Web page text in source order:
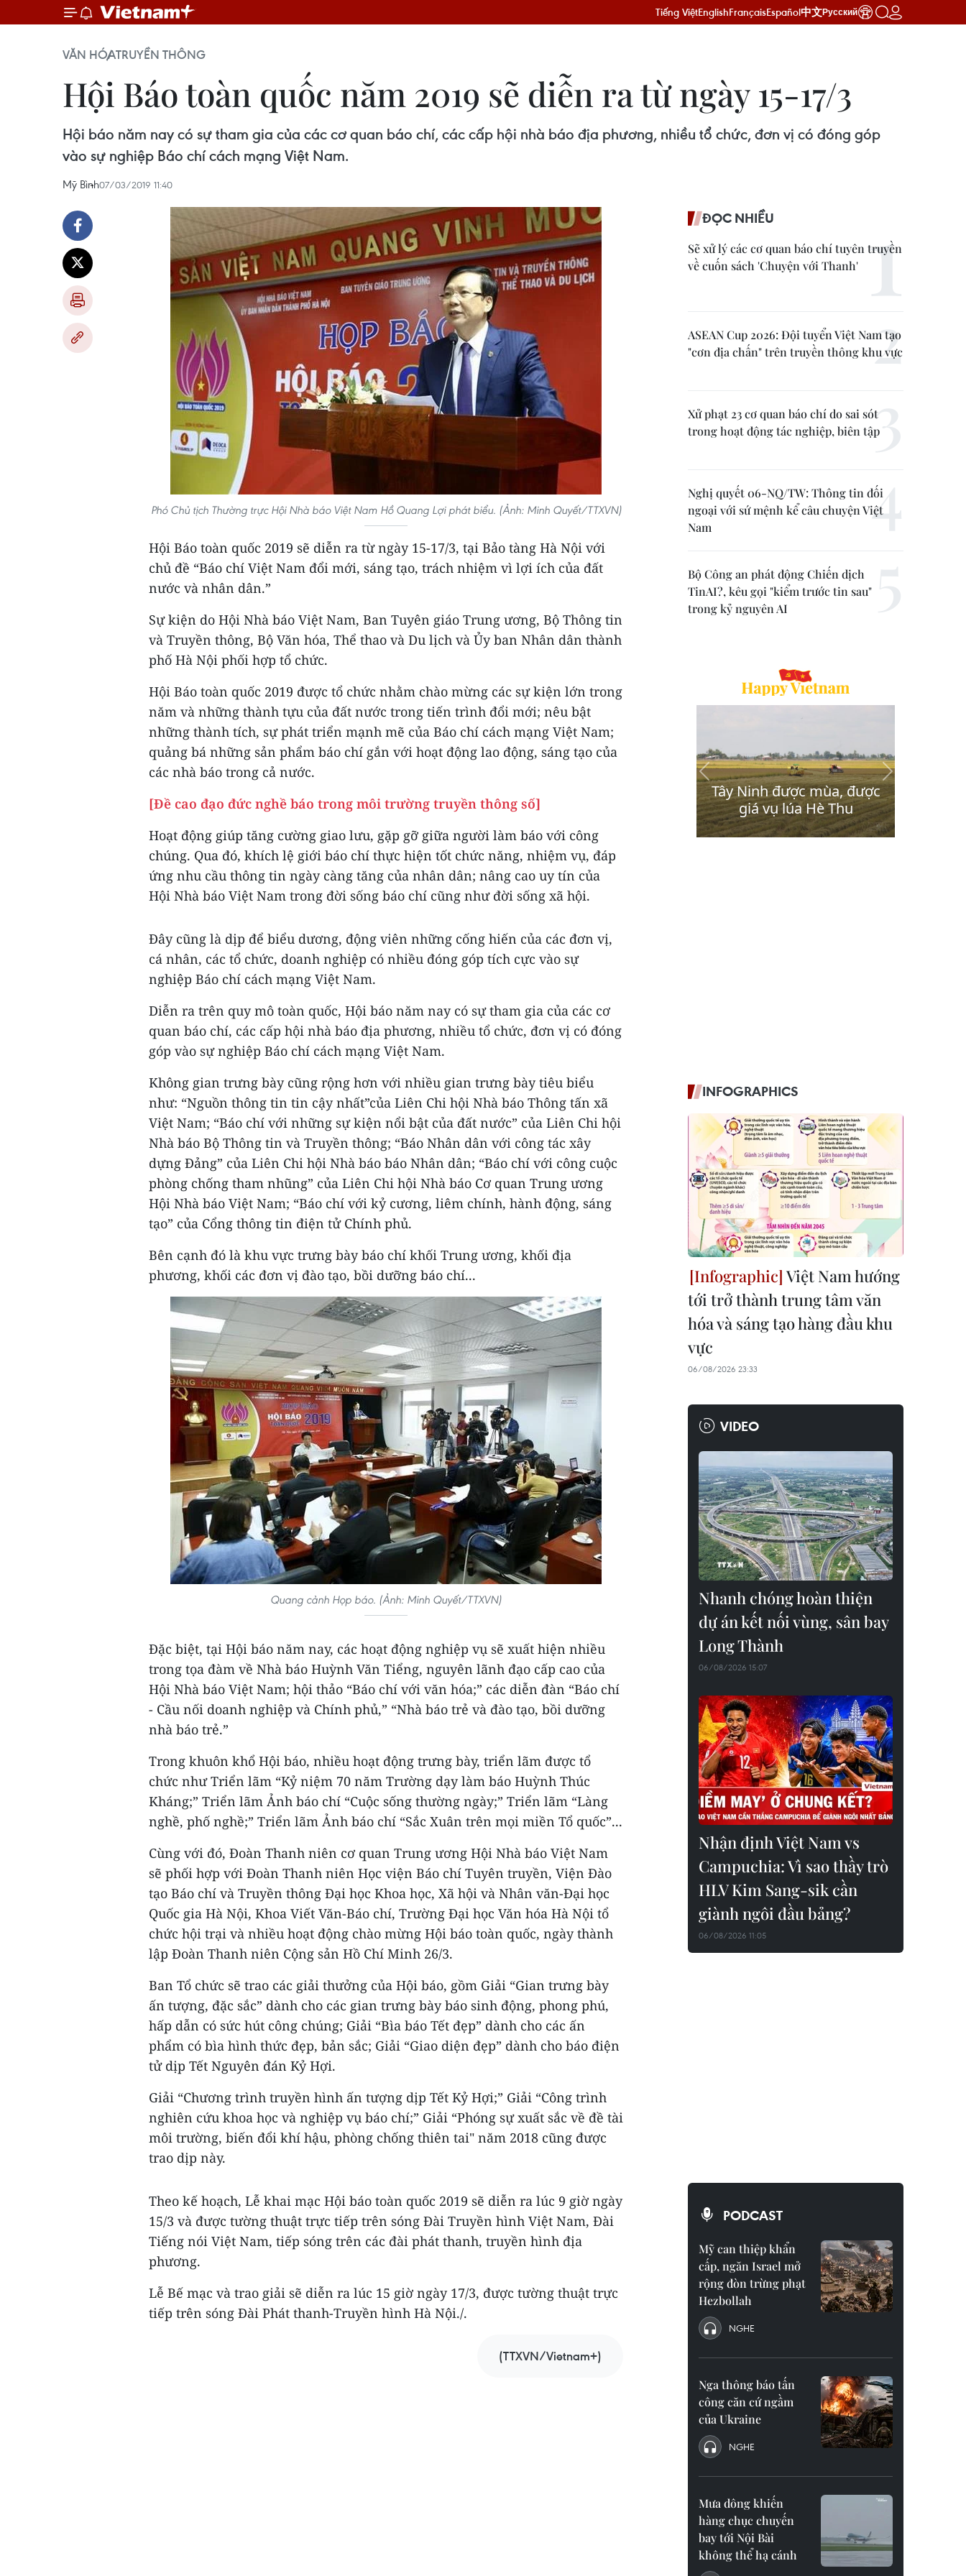
Tiếng ViệtEnglishFrançaisEspañol中文Русский
VĂN HÓATRUYỀN THÔNG
Hội Báo toàn quốc năm 2019 sẽ diễn ra từ ngày 15-17/3
Hội báo năm nay có sự tham gia của các cơ quan báo chí, các cấp hội nhà báo địa phương, nhiều tổ chức, đơn vị có đóng góp
vào sự nghiệp Báo chí cách mạng Việt Nam.
Mỹ Bình07/03/2019 11:40
Phó Chủ tịch Thường trực Hội Nhà báo Việt Nam Hồ Quang Lợi phát biểu. (Ảnh: Minh Quyết/TTXVN)
Hội Báo toàn quốc 2019 sẽ diễn ra từ ngày 15-17/3, tại Bảo tàng Hà Nội với
chủ đề “Báo chí Việt Nam đổi mới, sáng tạo, trách nhiệm vì lợi ích của đất
nước và nhân dân.”
Sự kiện do Hội Nhà báo Việt Nam, Ban Tuyên giáo Trung ương, Bộ Thông tin
và Truyền thông, Bộ Văn hóa, Thể thao và Du lịch và Ủy ban Nhân dân thành
phố Hà Nội phối hợp tổ chức.
Hội Báo toàn quốc 2019 được tổ chức nhằm chào mừng các sự kiện lớn trong
năm và những thành tựu của đất nước trong tiến trình đổi mới; nêu bật
những thành tích, sự phát triển mạnh mẽ của Báo chí cách mạng Việt Nam;
quảng bá những sản phẩm báo chí gắn với hoạt động lao động, sáng tạo của
các nhà báo trong cả nước.
[Đề cao đạo đức nghề báo trong môi trường truyền thông số]
Hoạt động giúp tăng cường giao lưu, gặp gỡ giữa người làm báo với công
chúng. Qua đó, khích lệ giới báo chí thực hiện tốt chức năng, nhiệm vụ, đáp
ứng nhu cầu thông tin ngày càng tăng của nhân dân; nâng cao uy tín của
Hội Nhà báo Việt Nam trong đời sống báo chí cũng như đời sống xã hội.
Đây cũng là dịp để biểu dương, động viên những cống hiến của các đơn vị,
cá nhân, các tổ chức, doanh nghiệp có nhiều đóng góp tích cực vào sự
nghiệp Báo chí cách mạng Việt Nam.
Diễn ra trên quy mô toàn quốc, Hội báo năm nay có sự tham gia của các cơ
quan báo chí, các cấp hội nhà báo địa phương, nhiều tổ chức, đơn vị có đóng
góp vào sự nghiệp Báo chí cách mạng Việt Nam.
Không gian trưng bày cũng rộng hơn với nhiều gian trưng bày tiêu biểu
như: “Nguồn thông tin tin cậy nhất”của Liên Chi hội Nhà báo Thông tấn xã
Việt Nam; “Báo chí với những sự kiện nổi bật của đất nước” của Liên Chi hội
Nhà báo Bộ Thông tin và Truyền thông; “Báo Nhân dân với công tác xây
dựng Đảng” của Liên Chi hội Nhà báo báo Nhân dân; “Báo chí với công cuộc
phòng chống tham nhũng” của Liên Chi hội Nhà báo Cơ quan Trung ương
Hội Nhà báo Việt Nam; “Báo chí với kỷ cương, liêm chính, hành động, sáng
tạo” của Cổng thông tin điện tử Chính phủ.
Bên cạnh đó là khu vực trưng bày báo chí khối Trung ương, khối địa
phương, khối các đơn vị đào tạo, bồi dưỡng báo chí...
Quang cảnh Họp báo. (Ảnh: Minh Quyết/TTXVN)
Đặc biệt, tại Hội báo năm nay, các hoạt động nghiệp vụ sẽ xuất hiện nhiều
trong tọa đàm về Nhà báo Huỳnh Văn Tiểng, nguyên lãnh đạo cấp cao của
Hội Nhà báo Việt Nam; hội thảo “Báo chí với văn hóa;” các diễn đàn “Báo chí
- Cầu nối doanh nghiệp và Chính phủ,” “Nhà báo trẻ và đào tạo, bồi dưỡng
nhà báo trẻ.”
Trong khuôn khổ Hội báo, nhiều hoạt động trưng bày, triển lãm được tổ
chức như Triển lãm “Kỷ niệm 70 năm Trường dạy làm báo Huỳnh Thúc
Kháng;” Triển lãm Ảnh báo chí “Cuộc sống thường ngày;” Triển lãm “Làng
nghề, phố nghề;” Triển lãm Ảnh báo chí “Sắc Xuân trên mọi miền Tổ quốc”...
Cùng với đó, Đoàn Thanh niên cơ quan Trung ương Hội Nhà báo Việt Nam
sẽ phối hợp với Đoàn Thanh niên Học viện Báo chí Tuyên truyền, Viện Đào
tạo Báo chí và Truyền thông Đại học Khoa học, Xã hội và Nhân văn-Đại học
Quốc gia Hà Nội, Khoa Viết Văn-Báo chí, Trường Đại học Văn hóa Hà Nội tổ
chức hội trại và nhiều hoạt động chào mừng Hội báo toàn quốc, ngày thành
lập Đoàn Thanh niên Cộng sản Hồ Chí Minh 26/3.
Ban Tổ chức sẽ trao các giải thưởng của Hội báo, gồm Giải “Gian trưng bày
ấn tượng, đặc sắc” dành cho các gian trưng bày báo sinh động, phong phú,
hấp dẫn có sức hút công chúng; Giải “Bìa báo Tết đẹp” dành cho các ấn
phẩm có bìa hình thức đẹp, bản sắc; Giải “Giao diện đẹp” dành cho báo điện
tử dịp Tết Nguyên đán Kỷ Hợi.
Giải “Chương trình truyền hình ấn tượng dịp Tết Kỷ Hợi;” Giải “Công trình
nghiên cứu khoa học và nghiệp vụ báo chí;” Giải “Phóng sự xuất sắc về đề tài
môi trường, biến đổi khí hậu, phòng chống thiên tai" năm 2018 cũng được
trao dịp này.
Theo kế hoạch, Lễ khai mạc Hội báo toàn quốc 2019 sẽ diễn ra lúc 9 giờ ngày
15/3 và được tường thuật trực tiếp trên sóng Đài Truyền hình Việt Nam, Đài
Tiếng nói Việt Nam, tiếp sóng trên các đài phát thanh, truyền hình địa
phương.
Lễ Bế mạc và trao giải sẽ diễn ra lúc 15 giờ ngày 17/3, được tường thuật trực
tiếp trên sóng Đài Phát thanh-Truyền hình Hà Nội./.
(TTXVN/Vietnam+)
ĐỌC NHIỀU
Sẽ xử lý các cơ quan báo chí tuyên truyền
về cuốn sách 'Chuyện với Thanh'
ASEAN Cup 2026: Đội tuyển Việt Nam tạo
"cơn địa chấn" trên truyền thông khu vực
Xử phạt 23 cơ quan báo chí do sai sót
trong hoạt động tác nghiệp, biên tập
Nghị quyết 06-NQ/TW: Thông tin đối
ngoại với sứ mệnh kể câu chuyện Việt
Nam
Bộ Công an phát động Chiến dịch
TinAI?, kêu gọi "kiểm trước tin sau"
trong kỷ nguyên AI
INFOGRAPHICS
Việt Nam hướng
tới trở thành trung tâm văn
hóa và sáng tạo hàng đầu khu
vực
06/08/2026 23:33
VIDEO
Nhanh chóng hoàn thiện
dự án kết nối vùng, sân bay
Long Thành
06/08/2026 15:07
Nhận định Việt Nam vs
Campuchia: Vì sao thầy trò
HLV Kim Sang-sik cần
giành ngôi đầu bảng?
06/08/2026 11:05
PODCAST
Mỹ can thiệp khẩn
cấp, ngăn Israel mở
rộng đòn trừng phạt
Hezbollah
NGHE
Nga thông báo tấn
công căn cứ ngầm
của Ukraine
NGHE
Mưa dông khiến
hàng chục chuyến
bay tới Nội Bài
không thể hạ cánh